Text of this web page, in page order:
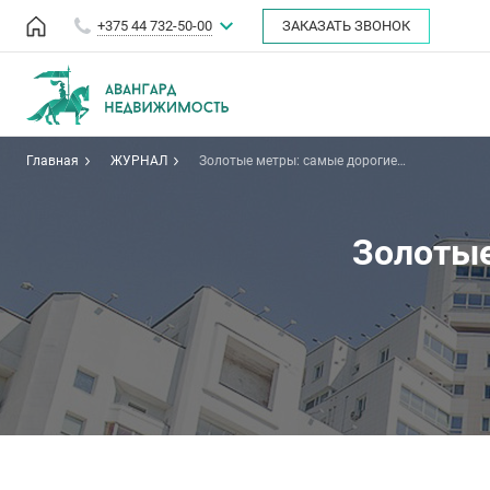
+375 44 732-50-00 ЗАКАЗАТЬ ЗВОНОК
Главная ЖУРНАЛ
Золотые метры: самые дорогие